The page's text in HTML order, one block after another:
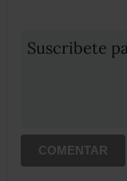
Suscribete
COMENTAR